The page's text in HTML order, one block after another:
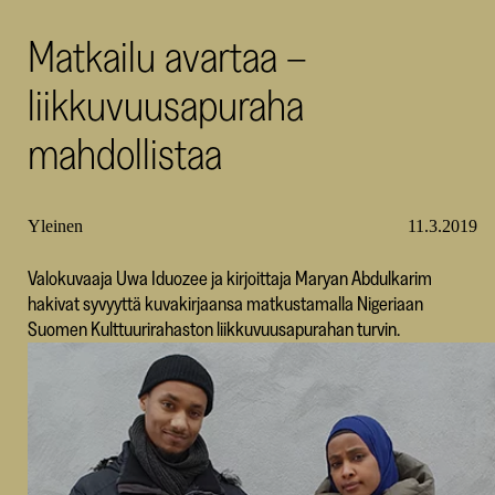
Matkailu avartaa –
liikkuvuusapuraha
mahdollistaa
Yleinen 11.3.2019
Valokuvaaja Uwa Iduozee ja kirjoittaja Maryan Abdulkarim
hakivat syvyyttä kuvakirjaansa matkustamalla Nigeriaan
Suomen Kulttuurirahaston liikkuvuusapurahan turvin.